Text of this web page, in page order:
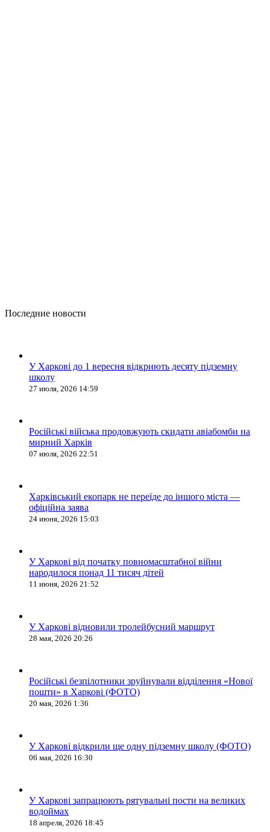
Последние новости
У Харкові до 1 вересня відкриють десяту підземну
школу
27 июля, 2026 14:59
Російські війська продовжують скидати авіабомби на
мирний Харків
07 июля, 2026 22:51
Харківський екопарк не переїде до іншого міста —
офіційна заява
24 июня, 2026 15:03
У Харкові від початку повномасштабної війни
народилося понад 11 тисяч дітей
11 июня, 2026 21:52
У Харкові відновили тролейбусний маршрут
28 мая, 2026 20:26
Російські безпілотники зруйнували відділення «Нової
пошти» в Харкові (ФОТО)
20 мая, 2026 1:36
У Харкові відкрили ще одну підземну школу (ФОТО)
06 мая, 2026 16:30
У Харкові запрацюють рятувальні пости на великих
водоймах
18 апреля, 2026 18:45